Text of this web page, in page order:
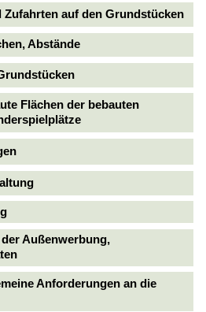
Zufahrten auf den Grundstücken
Abstände
Flächen der bebauten
Außenwerbung,
Anforderungen an die